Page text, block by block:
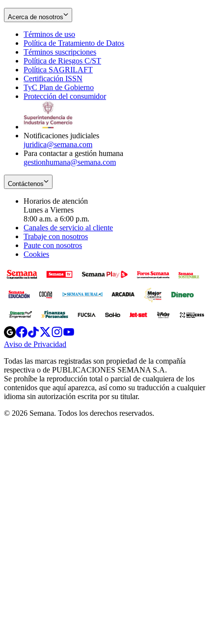
Acerca de nosotros
Términos de uso
in
new
window
Política de Tratamiento de Datos
Términos suscripciones
in
Política de Riesgos C/ST
Política SAGRILAFT
new
window
Certificación ISSN
in
new
TyC Plan de Gobierno
in
Protección del consumidorOpens
Notificaciones judiciales
juridica@semana.com
Para contactar a gestión humana
gestionhumana@semana.com
Contáctenos
Horarios de atención
Lunes a Viernes
8:00 a.m. a 6:00 p.m.
Canales de servicio al cliente
Trabaje con nosotros
Paute con nosotros
Cookies
Opens
in
new
Opens
in
new
Opens
in
new
window
Opens
new
windowwindow
Aviso de Privacidad
new
window
Todas las marcas registradas son propiedad de la compañía
respectiva o de PUBLICACIONES SEMANA S.A.
Se prohíbe la reproducción total o parcial de cualquiera de los
contenidos que aquí aparezca, así como su traducción a cualquier
idioma sin autorización escrita por su titular.
© 2026 Semana. Todos los derechos reservados.